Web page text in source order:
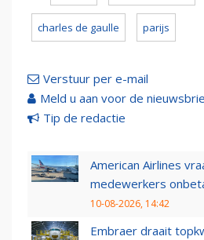
charles de gaulle parijs
Verstuur per e-mail
Meld u aan voor de
Tip de redactie
American Airlines
medewerkers
10-08-2026, 14:42
Embraer draait